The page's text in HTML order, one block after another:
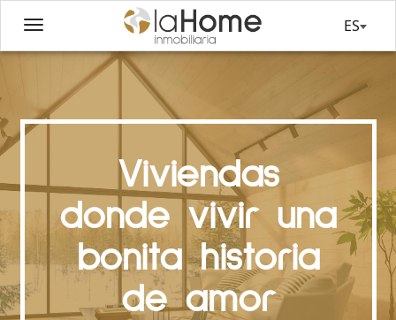
ES
Viviendas
donde vivir una
bonita historia
de amor